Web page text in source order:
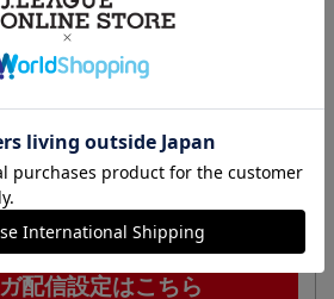
のすべてのグッズをチェックしたい方
どのお得な情報をメールマガジンで
定にはログインが必要です。
配信設定はこちら